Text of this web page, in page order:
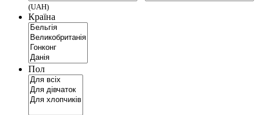
(UAH)
Країна
Пол